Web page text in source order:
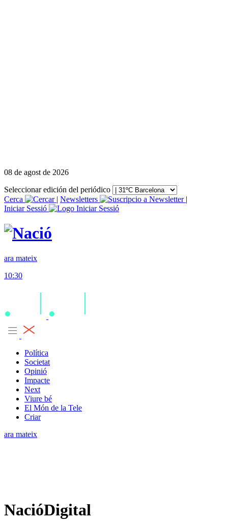
08 de agost de 2026
Seleccionar edición del periódico
Cerca
| Newsletters
|
Iniciar Sessió
ara mateix
10:30
Política
Societat
Opinió
Impacte
Next
Viure bé
El Món de la Tele
Criar
ara mateix
NacióDigital